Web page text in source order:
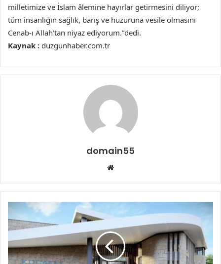
milletimize ve İslam âlemine hayırlar getirmesini diliyor;
tüm insanlığın sağlık, barış ve huzuruna vesile olmasını
Cenab-ı Allah’tan niyaz ediyorum.’’dedi.
Kaynak : duzgunhaber.com.tr
domain55
Web